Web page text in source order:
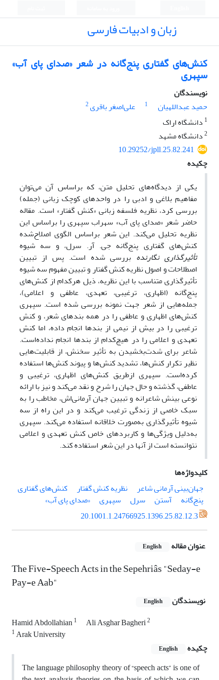
زبان و ادبیات فارسی
کنش‌های گفتاری پنج‌گانه در شعر «صدای پای آب»
سپهری
نویسندگان
حمید عبداللهیان
1 علی‌اصغر باقری2
1 دانشگاه اراک
2دانشگاه مشهد
10.29252/jpll.25.82.241
چکیده
یکی از دیدگاه‌های تحلیل متن، که براساس آن می‌توان
مفاهیم بلاغی و ادبی را در واحدهای کوچک زبانی (جمله)
بررسی کرد، نظریه فلسفه زبانی «کنش گفتار» است. مقاله
حاضر شعر «صدای پای آب» سهراب سپهری را براساس این
نظریه تحلیل می‌کند. این شعر براساس الگوی اصلاح‌شده
کنش‌های گفتاری پنج‌گانه جی. آر. سرل، و سه شیوه
تأثیرگذاری نگارنده بررسی‌ شده است. پس از تبیین
اصطلاحات و اصول نظریه کنش گفتار و تبیین مفهوم سه شیوه
تأثیرگذاری متناسب با این نظریه، ذیل هرکدام از کنش‌های
پنج‌گانه (اظهاری، ترغیبی، تعهدی، عاطفی و اعلامی)،
جمله‌هایی از شعر جهت نمونه بررسی‌ شده است. سپهری
کنش‌های اظهاری و عاطفی را در همه بندهای شعر، و کنش
ترغیبی را در بیش از نیمی از بندها انجام داده، اما کنش
تعهدی و اعلامی را در هیچ‌کدام از بندها انجام نداده‌است.
شاعر برای شدت‌بخشیدن به تأثیر سخنش، از قابلیت‌هایی
نظیر تکرار کنش‌ها، تشدید کنش‌ها و پیوند کنش‌ها استفاده
کرده‌است. سپهری ازطریق کنش‌های اظهاری، ترغیبی و
عاطفی، گذشته و حال جهان را شرح و نقد می‌کند و نیز با ارائه
نوعی بینش شاعرانه و تبیین جهان آرمانی‌اش، مخاطب را به
سبک خاصی از زندگی ترغیب می‌کند و در این راه از سه
شیوه تأثیرگذاری به‌صورت خلاقانه‌ استفاده می‌کند. سپهری
به‌دلیل ویژگی‌ها و کاربردهای خاص کنش تعهدی و اعلامی
نتوانسته است از آنها در این شعر استفاده کند.
کلیدواژه‌ها
جهان‌بینی آرمانی شاعر
نظریه کنش گفتار
کنش‌های گفتاری
پنج‌گانه
آستن سرل سپهری
«صدای پای آب»
20.1001.1.24766925.1396.25.82.12.3
عنوان مقاله English
The Five-Speech Acts in the Sepehriâs "Seday-e
Pay-e Aab"
نویسندگان English
Hamid Abdollahian1 Ali Asghar Bagheri2
1Arak University
چکیده
English
The language philosophy theory of “speech acts” is one of